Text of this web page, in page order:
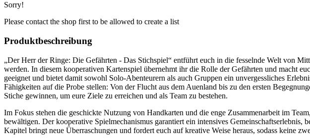
Sorry!
Please contact the shop first to be allowed to create a list
Produktbeschreibung
„Der Herr der Ringe: Die Gefährten - Das Stichspiel“ entführt euch in die fesselnde Welt von
werden. In diesem kooperativen Kartenspiel übernehmt ihr die Rolle der Gefährten und macht
geeignet und bietet damit sowohl Solo-Abenteurern als auch Gruppen ein unvergessliches
Fähigkeiten auf die Probe stellen: Von der Flucht aus dem Auenland bis zu den ersten
Stiche gewinnen, um eure Ziele zu erreichen und als Team zu bestehen.
Im Fokus stehen die geschickte Nutzung von Handkarten und die enge Zusammenarbeit im
bewältigen. Der kooperative Spielmechanismus garantiert ein intensives
Kapitel bringt neue Überraschungen und fordert euch auf kreative Weise heraus, sodass keine